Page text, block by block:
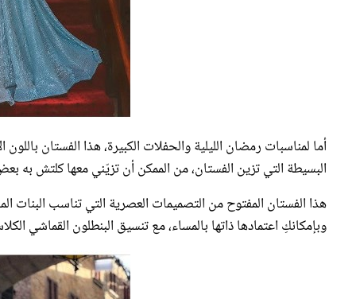
أما لمناسبات رمضان الليلية والحفلات الكبيرة، هذا الفستان
البسيطة التي تزين الفستان، من الممكن أن تزيّني معها كلتش به
هذا الفستان المفتوح من التصميمات العصرية التي تناسب البنات
وبإمكانكِ اعتمادها ذاتها بالمساء، مع تنسيق البنطلون القماشي